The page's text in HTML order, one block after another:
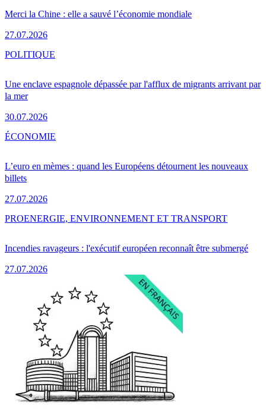
Merci la Chine : elle a sauvé l’économie mondiale
27.07.2026
Une enclave espagnole dépassée par l'afflux de migrants arrivant par
la mer
30.07.2026
POLITIQUE
L’euro en mèmes : quand les Européens détournent les nouveaux
billets
27.07.2026
ÉCONOMIE
Incendies ravageurs : l'exécutif européen reconnaît être submergé
27.07.2026
PROENERGIE, ENVIRONNEMENT ET TRANSPORT